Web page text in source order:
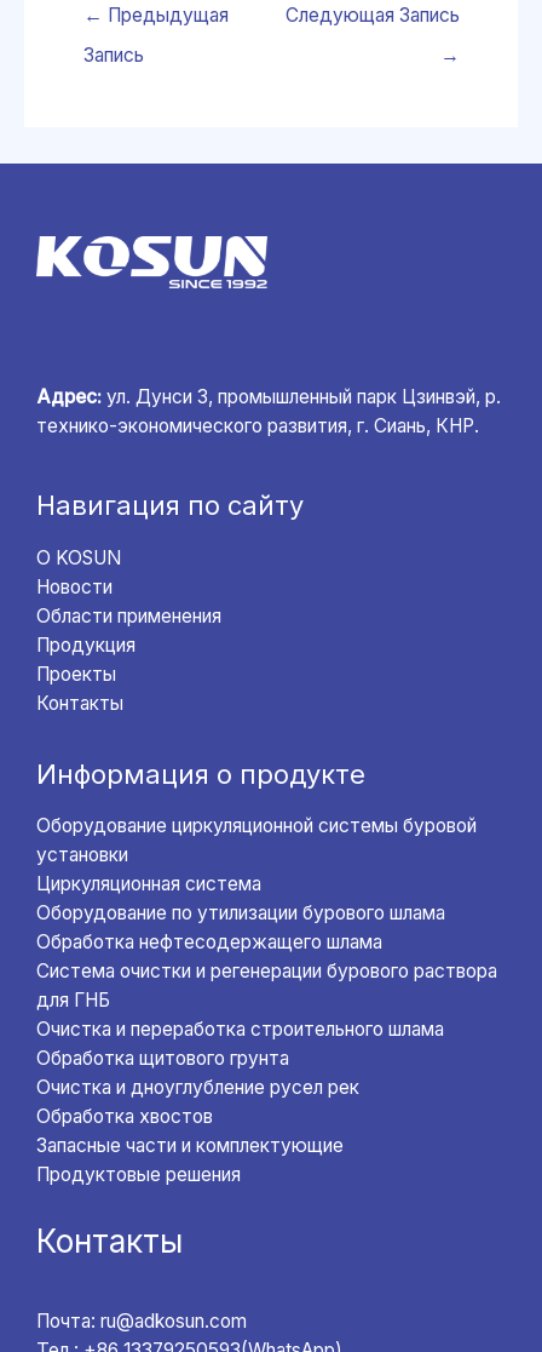
← Предыдущая
Запись
Следующая Запись
→
Адрес: ул. Дунси 3, промышленный парк Цзинвэй, р.
технико-экономического развития, г. Сиань, КНР.
Навигация по сайту
О KOSUN
Новости
Области применения
Продукция
Проекты
Контакты
Информация о продукте
Оборудование циркуляционной системы буровой
установки
Циркуляционная система
Оборудование по утилизации бурового шлама
Обработка нефтесодержащего шлама
Система очистки и регенерации бурового раствора
для ГНБ
Очистка и переработка строительного шлама
Обработка щитового грунта
Очистка и дноуглубление русел рек
Обработка хвостов
Запасные части и комплектующие
Продуктовые решения
Контакты
Почта: ru@adkosun.com